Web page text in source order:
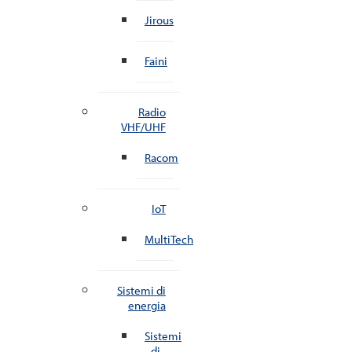
Jirous
Faini
Radio
VHF/UHF
Racom
IoT
MultiTech
Sistemi di
energia
Sistemi